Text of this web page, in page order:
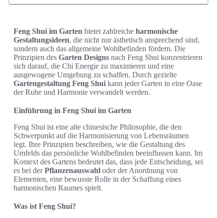
Feng Shui im Garten bietet zahlreiche harmonische
Gestaltungsideen, die nicht nur ästhetisch ansprechend sind,
sondern auch das allgemeine Wohlbefinden fördern. Die
Prinzipien des Garten Designs nach Feng Shui konzentrieren
sich darauf, die Chi Energie zu maximieren und eine
ausgewogene Umgebung zu schaffen. Durch gezielte
Gartengestaltung Feng Shui kann jeder Garten in eine Oase
der Ruhe und Harmonie verwandelt werden.
Einführung in Feng Shui im Garten
Feng Shui ist eine alte chinesische Philosophie, die den
Schwerpunkt auf die Harmonisierung von Lebensräumen
legt. Ihre Prinzipien beschreiben, wie die Gestaltung des
Umfelds das persönliche Wohlbefinden beeinflussen kann. Im
Kontext des Gartens bedeutet das, dass jede Entscheidung, sei
es bei derPflanzenauswahl oder der Anordnung von
Elementen, eine bewusste Rolle in der Schaffung eines
harmonischen Raumes spielt.
Was ist Feng Shui?